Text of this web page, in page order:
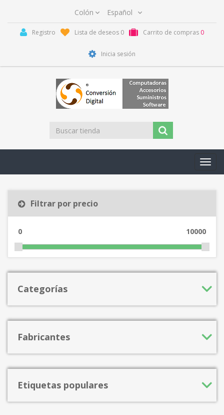
Registro Lista de deseos 0 Carrito de compras 0
Inicia sesión
Filtrar por precio
0 10000
Categorías
Fabricantes
Etiquetas populares